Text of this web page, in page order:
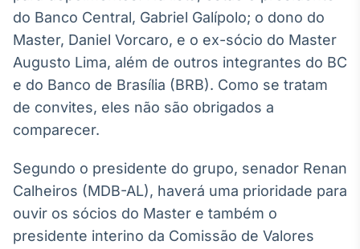
Broadcast
White Label
Plataforma para
conteúdos
personalizados
Soluções de Dados
e Conteúdos
Broadcast
OTC
Plataforma para
negociação de
ativos
do Banco Central, Gabriel Galípolo; o dono do
Master, Daniel Vorcaro, e o ex-sócio do Master
Augusto Lima, além de outros integrantes do BC
e do Banco de Brasília (BRB). Como se tratam
de convites, eles não são obrigados a
comparecer.
Segundo o presidente do grupo, senador Renan
Calheiros (MDB-AL), haverá uma prioridade para
ouvir os sócios do Master e também o
presidente interino da Comissão de Valores